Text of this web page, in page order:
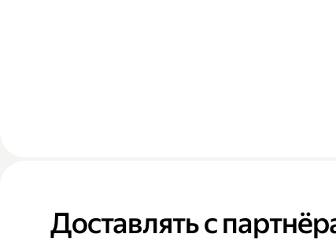
Доставлять с